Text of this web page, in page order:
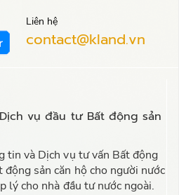
Liên hệ
contact@kland.vn
vụ đầu tư Bất động sản
tin và Dịch vụ tư vấn Bất động
sản căn hộ cho người nước
lý cho nhà đầu tư nước ngoài.